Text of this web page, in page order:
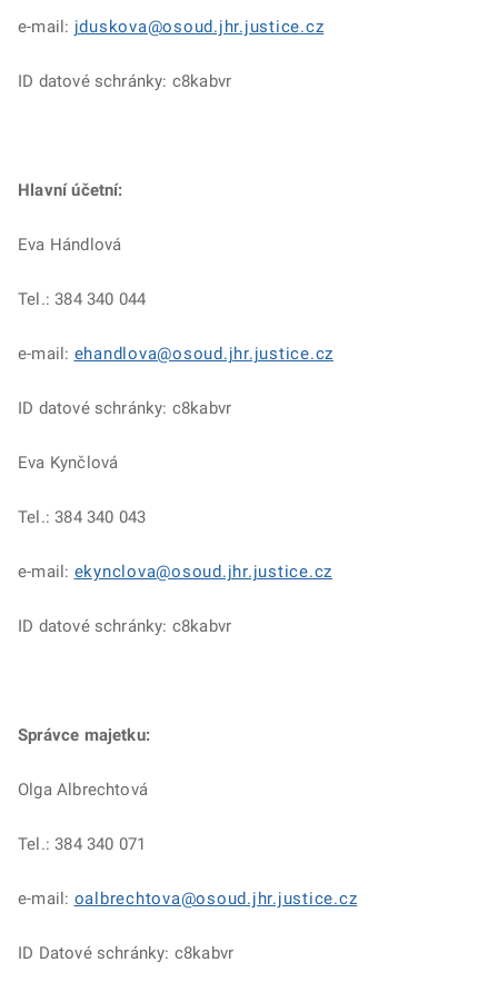
e-mail: jduskova@osoud.jhr.justice.cz
ID datové schránky: c8kabvr
Hlavní účetní:
Eva Hándlová
Tel.: 384 340 044
e-mail: ehandlova@osoud.jhr.justice.cz
ID datové schránky: c8kabvr
Eva Kynčlová
Tel.: 384 340 043
e-mail: ekynclova@osoud.jhr.justice.cz
ID datové schránky: c8kabvr
Správce majetku:
Olga Albrechtová
Tel.: 384 340 071
e-mail: oalbrechtova@osoud.jhr.justice.cz
ID Datové schránky: c8kabvr